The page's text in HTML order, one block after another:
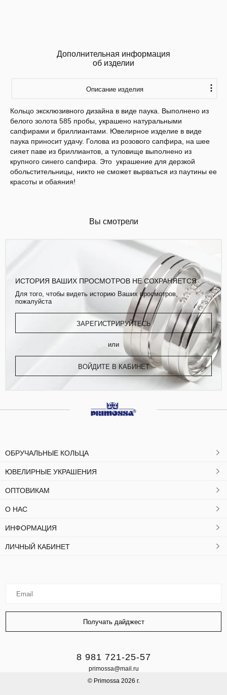
Дополнительная информация
об изделии
Описание изделия
Кольцо эксклюзивного дизайна в виде паука. Выполнено из
белого золота 585 пробы, украшено натуральными
сапфирами и бриллиантами. Ювелирное изделие в виде
паука приносит удачу. Голова из розового сапфира, на шее
сияет паве из бриллиантов, а туловище выполнено из
крупного синего сапфира. Это украшение для дерзкой
обольстительницы, никто не сможет вырваться из паутины ее
красоты и обаяния!
Вы смотрели
ИСТОРИЯ ВАШИХ ПРОСМОТРОВ НЕ СОХРАНЯЕТСЯ
Для того, чтобы видеть историю Ваших просмотров,
пожалуйста
ЗАРЕГИСТРИРУЙТЕСЬ
или
ВОЙДИТЕ В КАБИНЕТ
ОБРУЧАЛЬНЫЕ КОЛЬЦА
ЮВЕЛИРНЫЕ УКРАШЕНИЯ
ОПТОВИКАМ
О НАС
ИНФОРМАЦИЯ
ЛИЧНЫЙ КАБИНЕТ
8 981 721-25-57
primossa@mail.ru
© Primossa 2026 г.